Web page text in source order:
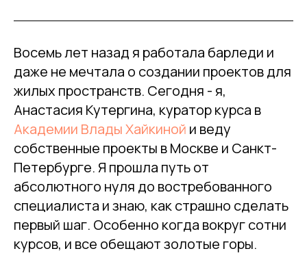
Восемь лет назад я работала барледи и
даже не мечтала о создании проектов для
жилых пространств. Сегодня - я,
Анастасия Кутергина, куратор курса в
Академии Влады Хайкиной и веду
собственные проекты в Москве и Санкт-
Петербурге. Я прошла путь от
абсолютного нуля до востребованного
специалиста и знаю, как страшно сделать
первый шаг. Особенно когда вокруг сотни
курсов, и все обещают золотые горы.